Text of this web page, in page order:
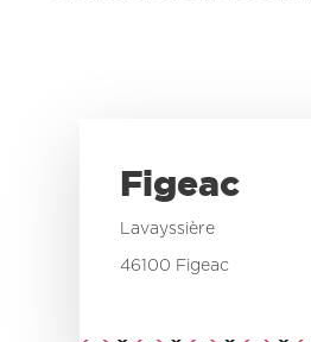
Figeac
Lavayssière
46100 Figeac